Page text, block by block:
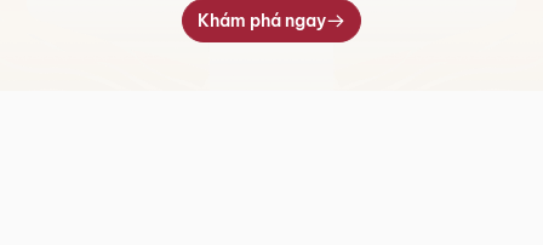
Khám phá ngay